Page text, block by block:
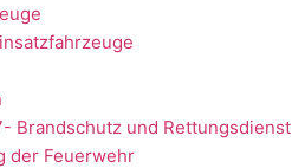
Brandschutz und Rettungsdienst
der Feuerwehr